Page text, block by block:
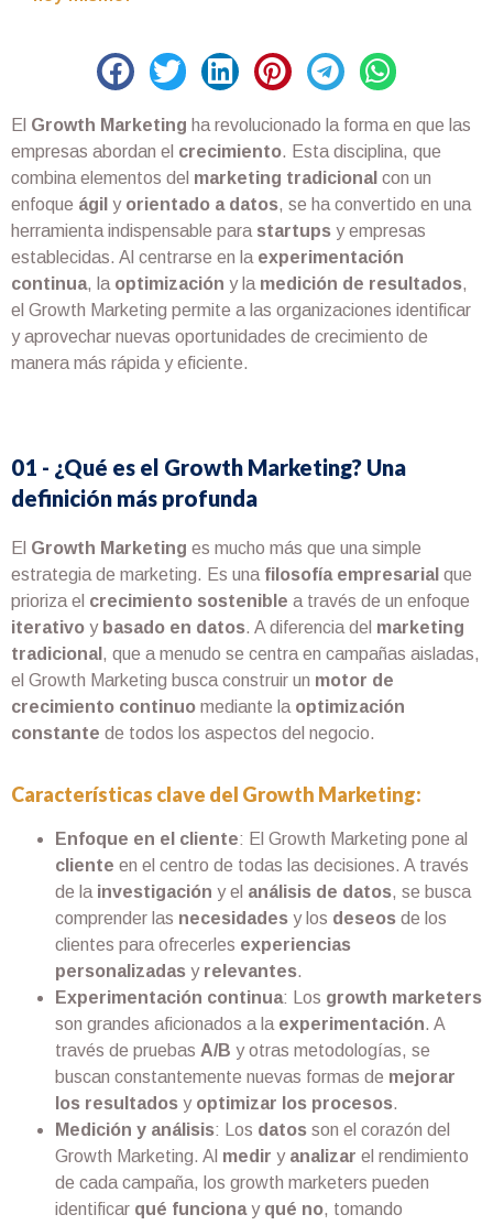
El Growth Marketing ha revolucionado la forma en que las
empresas abordan el crecimiento. Esta disciplina, que
combina elementos del marketing tradicional con un
enfoque ágil y orientado a datos, se ha convertido en una
herramienta indispensable para startups y empresas
establecidas. Al centrarse en la experimentación
continua, la optimización y la medición de resultados,
el Growth Marketing permite a las organizaciones identificar
y aprovechar nuevas oportunidades de crecimiento de
manera más rápida y eficiente.
01 - ¿Qué es el Growth Marketing? Una
definición más profunda
El Growth Marketing es mucho más que una simple
estrategia de marketing. Es una filosofía empresarial que
prioriza el crecimiento sostenible a través de un enfoque
iterativo y basado en datos. A diferencia del marketing
tradicional , que a menudo se centra en campañas aisladas,
el Growth Marketing busca construir un motor de
crecimiento continuo mediante la optimización
constante de todos los aspectos del negocio.
Características clave del Growth Marketing:
Enfoque en el cliente: El Growth Marketing pone al
cliente en el centro de todas las decisiones. A través
de la investigación y el análisis de datos, se busca
comprender las necesidades y los deseos de los
clientes para ofrecerles experiencias
personalizadas y relevantes.
Experimentación continua: Los growth marketers
son grandes aficionados a la experimentación. A
través de pruebas A/B y otras metodologías, se
buscan constantemente nuevas formas de mejorar
los resultados y optimizar los procesos.
Medición y análisis: Los datos son el corazón del
Growth Marketing. Al medir y analizar el rendimiento
de cada campaña, los growth marketers pueden
identificar qué funcionay qué no, tomando